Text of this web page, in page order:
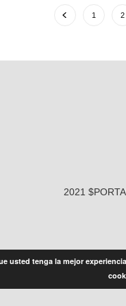
1 2
2021
usted tenga la mejor